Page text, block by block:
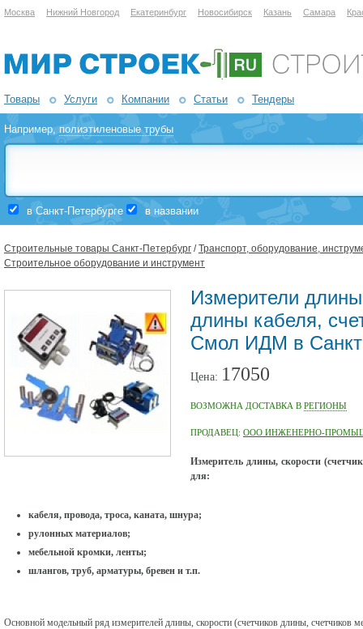
Москва Нижний Новгород Екатеринбург Новосибирск Казань Самара
Товары Услуги Компании Статьи Тендеры
Например,полиэтиленовые трубы
в Санкт-Петербурге в названии
Строительные товары Санкт-Петербург /Транспорт, оборудование,
Строительное оборудование и инструмент
Измерители
длины кабеля,
Смол ИДМ в
Цена: 17050
ВОЗМОЖНА ДОСТАВКА В РЕГИОНЫ
ПРОДАВЕЦ: ООО ИНЖЕНЕРНО-
Измеритель длины, скорости
для:
кабеля, провода, троса, каната, шнура;
рулонных материалов;
мебельной кромки, ленты;
шлангов, труб, арматуры, бревен и т.п.
Основной модельный ряд измерителей длины, скорости (счетчиков длины, счетчиков